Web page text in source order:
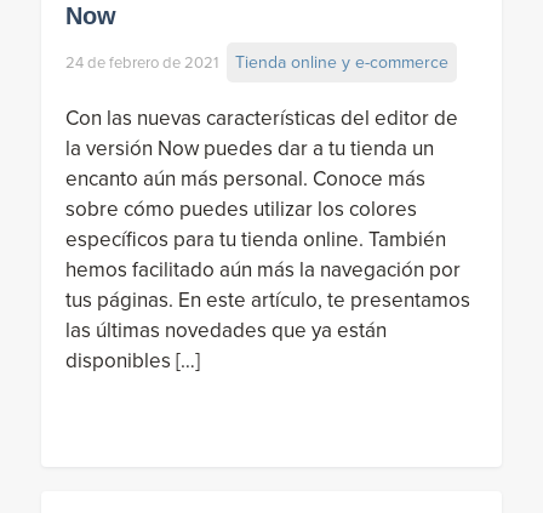
Now
24 de febrero de 2021 Tienda online y e-commerce
Con las nuevas características del editor de
la versión Now puedes dar a tu tienda un
encanto aún más personal. Conoce más
sobre cómo puedes utilizar los colores
específicos para tu tienda online. También
hemos facilitado aún más la navegación por
tus páginas. En este artículo, te presentamos
las últimas novedades que ya están
disponibles […]